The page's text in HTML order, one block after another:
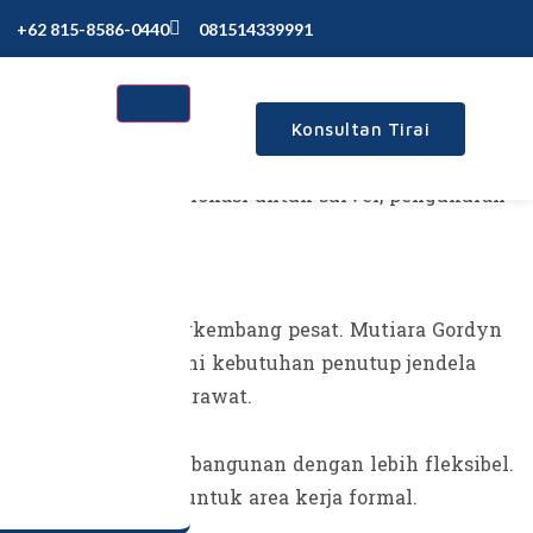
+62 815-8586-0440 081514339991
Konsultan Tirai
siap datang kelokasi untuk survei, pengukuran
yang sedang berkembang pesat. Mutiara Gordyn
untuk memenuhi kebutuhan penutup jendela
sangat mudah dirawat.
bagian dalam bangunan dengan lebih fleksibel.
model vertikal untuk area kerja formal.